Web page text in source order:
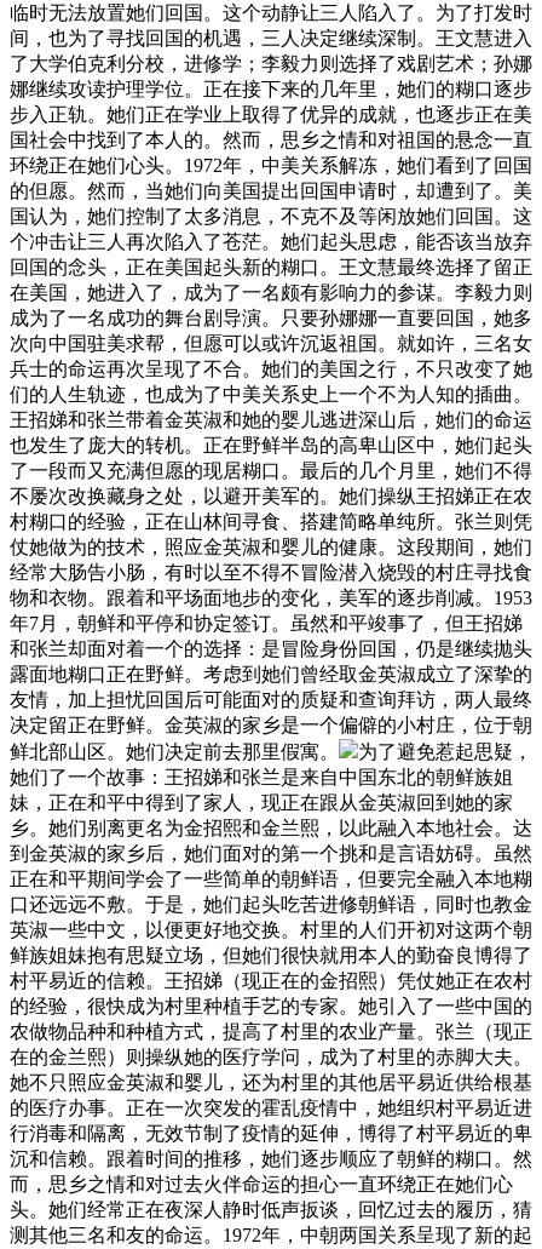
临时无法放置她们回国。这个动静让三人陷入了。为了打发时
间，也为了寻找回国的机遇，三人决定继续深制。王文慧进入
了大学伯克利分校，进修学；李毅力则选择了戏剧艺术；孙娜
娜继续攻读护理学位。正在接下来的几年里，她们的糊口逐步
步入正轨。她们正在学业上取得了优异的成就，也逐步正在美
国社会中找到了本人的。然而，思乡之情和对祖国的悬念一直
环绕正在她们心头。1972年，中美关系解冻，她们看到了回国
的但愿。然而，当她们向美国提出回国申请时，却遭到了。美
国认为，她们控制了太多消息，不克不及等闲放她们回国。这
个冲击让三人再次陷入了苍茫。她们起头思虑，能否该当放弃
回国的念头，正在美国起头新的糊口。王文慧最终选择了留正
在美国，她进入了，成为了一名颇有影响力的参谋。李毅力则
成为了一名成功的舞台剧导演。只要孙娜娜一直要回国，她多
次向中国驻美求帮，但愿可以或许沉返祖国。就如许，三名女
兵士的命运再次呈现了不合。她们的美国之行，不只改变了她
们的人生轨迹，也成为了中美关系史上一个不为人知的插曲。
王招娣和张兰带着金英淑和她的婴儿逃进深山后，她们的命运
也发生了庞大的转机。正在野鲜半岛的高卑山区中，她们起头
了一段而又充满但愿的现居糊口。最后的几个月里，她们不得
不屡次改换藏身之处，以避开美军的。她们操纵王招娣正在农
村糊口的经验，正在山林间寻食、搭建简略单纯所。张兰则凭
仗她做为的技术，照应金英淑和婴儿的健康。这段期间，她们
经常大肠告小肠，有时以至不得不冒险潜入烧毁的村庄寻找食
物和衣物。跟着和平场面地步的变化，美军的逐步削减。1953
年7月，朝鲜和平停和协定签订。虽然和平竣事了，但王招娣
和张兰却面对着一个的选择：是冒险身份回国，仍是继续抛头
露面地糊口正在野鲜。考虑到她们曾经取金英淑成立了深挚的
友情，加上担忧回国后可能面对的质疑和查询拜访，两人最终
决定留正在野鲜。金英淑的家乡是一个偏僻的小村庄，位于朝
鲜北部山区。她们决定前去那里假寓。
为了避免惹起思疑，
她们了一个故事：王招娣和张兰是来自中国东北的朝鲜族姐
妹，正在和平中得到了家人，现正在跟从金英淑回到她的家
乡。她们别离更名为金招熙和金兰熙，以此融入本地社会。达
到金英淑的家乡后，她们面对的第一个挑和是言语妨碍。虽然
正在和平期间学会了一些简单的朝鲜语，但要完全融入本地糊
口还远远不敷。于是，她们起头吃苦进修朝鲜语，同时也教金
英淑一些中文，以便更好地交换。村里的人们开初对这两个朝
鲜族姐妹抱有思疑立场，但她们很快就用本人的勤奋良博得了
村平易近的信赖。王招娣（现正在的金招熙）凭仗她正在农村
的经验，很快成为村里种植手艺的专家。她引入了一些中国的
农做物品种和种植方式，提高了村里的农业产量。张兰（现正
在的金兰熙）则操纵她的医疗学问，成为了村里的赤脚大夫。
她不只照应金英淑和婴儿，还为村里的其他居平易近供给根基
的医疗办事。正在一次突发的霍乱疫情中，她组织村平易近进
行消毒和隔离，无效节制了疫情的延伸，博得了村平易近的卑
沉和信赖。跟着时间的推移，她们逐步顺应了朝鲜的糊口。然
而，思乡之情和对过去火伴命运的担心一直环绕正在她们心
头。她们经常正在夜深人静时低声扳谈，回忆过去的履历，猜
测其他三名和友的命运。1972年，中朝两国关系呈现了新的起